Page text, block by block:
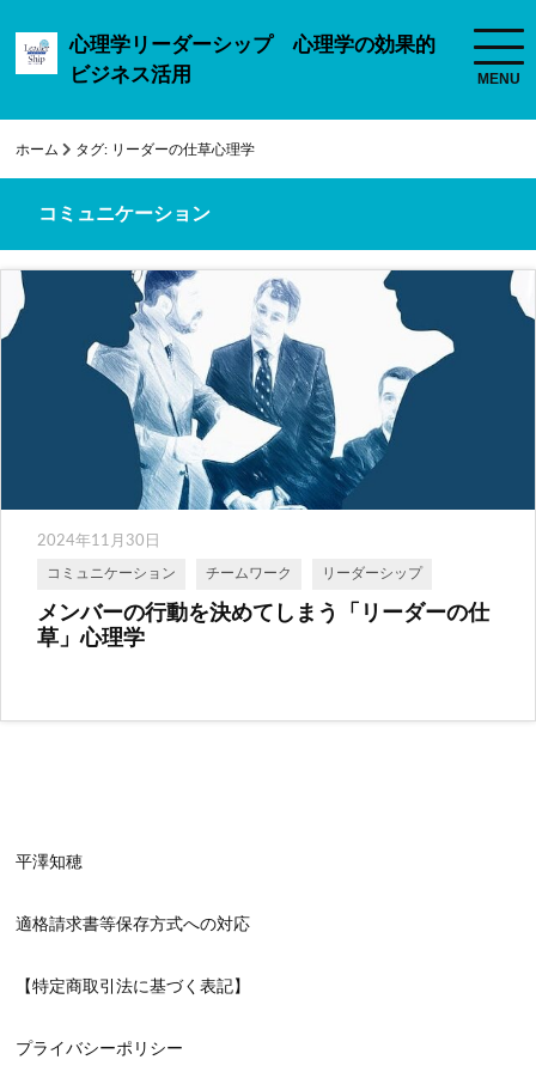
心理学リーダーシップ 心理学の効果的
ビジネス活用
ホーム タグ: リーダーの仕草心理学
コミュニケーション
2024年11月30日
コミュニケーション チームワーク リーダーシップ
メンバーの行動を決めてしまう「リーダーの仕
草」心理学
平澤知穂
適格請求書等保存方式への対応
【特定商取引法に基づく表記】
プライバシーポリシー